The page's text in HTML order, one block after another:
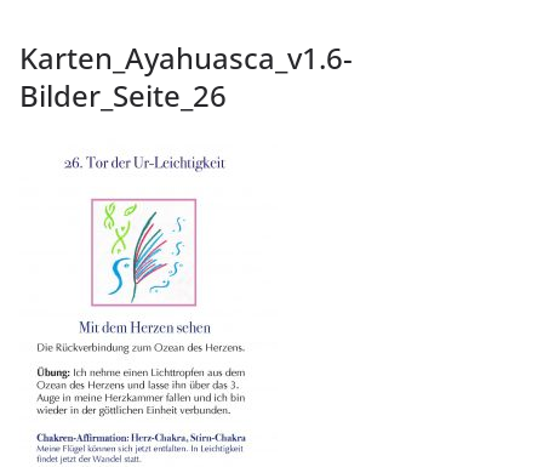
Karten_Ayahuasca_v1.6-
Bilder_Seite_26